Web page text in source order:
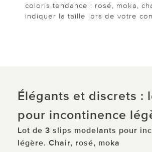
coloris tendance : rosé, moka,
indiquer la taille lors de votre
Élégants et discrets :
pour incontinence
Lot de 3 slips modelants pour
légère. Chair, rosé, moka